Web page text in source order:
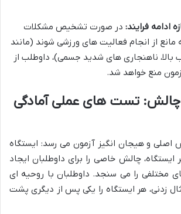
ادامه فرایند: در صورت تشخیص مشکلات
از انجام فعالیت های ورزشی شوند (مانند
بالا، ناهنجاری های شدید جسمی)، داوطلب از
منع خواهد شد.
چالش: تست های عملی آمادگی
و هیجان انگیز آزمون می رسد: ایستگاه
چالش خاصی را برای داوطلبان ایجاد
مختلفی را می سنجد. داوطلبان با روحیه ای
زدنی، هر ایستگاه را یکی پس از دیگری پشت